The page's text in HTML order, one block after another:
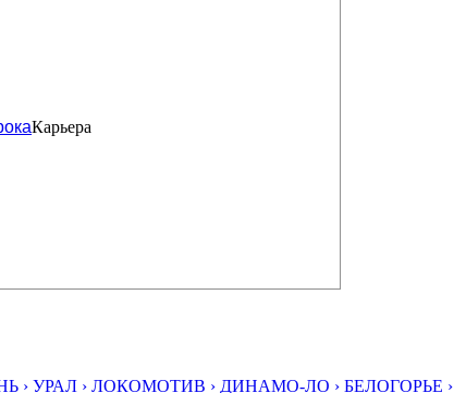
Карьера
› УРАЛ › ЛОКОМОТИВ › ДИНАМО-ЛО › БЕЛОГОРЬЕ ›